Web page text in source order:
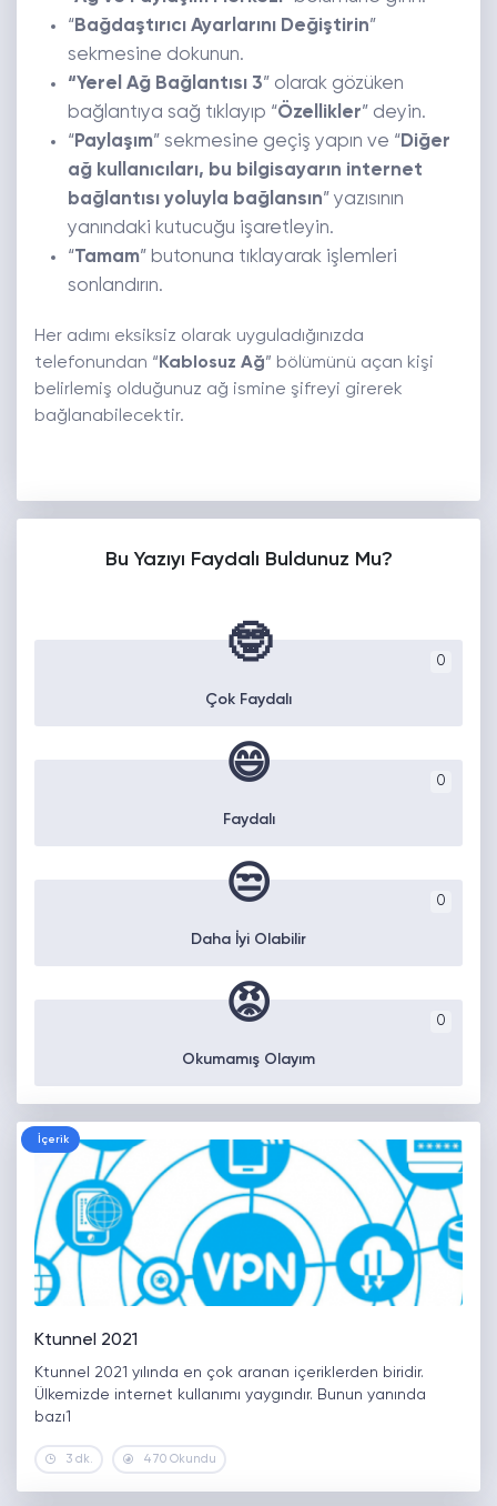
“Bağdaştırıcı Ayarlarını Değiştirin”
sekmesine dokunun.
“Yerel Ağ Bağlantısı 3” olarak gözüken
bağlantıya sağ tıklayıp “Özellikler” deyin.
“Paylaşım” sekmesine geçiş yapın ve “Diğer
ağ kullanıcıları, bu bilgisayarın internet
bağlantısı yoluyla bağlansın” yazısının
yanındaki kutucuğu işaretleyin.
“Tamam” butonuna tıklayarak işlemleri
sonlandırın.
Her adımı eksiksiz olarak uyguladığınızda
telefonundan “ Kablosuz Ağ” bölümünü açan kişi
belirlemiş olduğunuz ağ ismine şifreyi girerek
bağlanabilecektir.
Bu Yazıyı Faydalı Buldunuz Mu?
0
🤓
Çok Faydalı
0
😄
Faydalı
0
😒
Daha İyi Olabilir
0
😡
Okumamış Olayım
İçerik
Ktunnel 2021
Ktunnel 2021 yılında en çok aranan içeriklerden biridir.
Ülkemizde internet kullanımı yaygındır. Bunun yanında
bazı1
3 dk. 470 Okundu